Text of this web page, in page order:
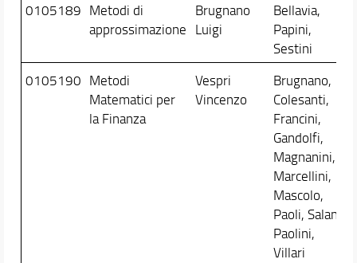
0105189 Metodi di
approssimazione
Brugnano
Luigi
Bellavia,
Papini,
Sestini
0105190 Metodi
Matematici per
la Finanza
Vespri
Vincenzo
Brugnano,
Colesanti,
Francini,
Gandolfi,
Magnanini,
Marcellini,
Mascolo,
Paoli, Salani,
Paolini,
Villari